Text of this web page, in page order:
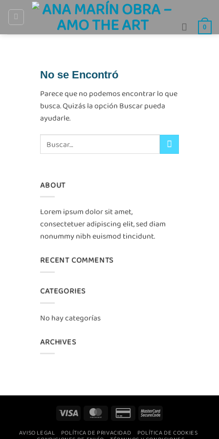
0
No se Encontró
Parece que no podemos encontrar lo que
busca. Quizás la opción Buscar pueda
ayudarle.
ABOUT
Lorem ipsum dolor sit amet,
consectetuer adipiscing elit, sed diam
nonummy nibh euismod tincidunt.
RECENT COMMENTS
CATEGORIES
No hay categorías
ARCHIVES
Visa MasterCard Credit
MasterCard
AVISO LEGAL POLÍTICA DE PRIVACIDAD POLÍTICA DE COOKIES